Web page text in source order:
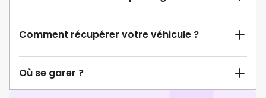
Comment récupérer votre véhicule ?
Où se garer ?